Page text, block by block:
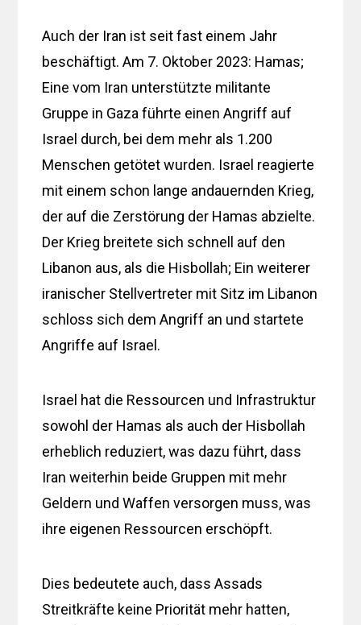
Auch der Iran ist seit fast einem Jahr
beschäftigt. Am 7. Oktober 2023: Hamas;
Eine vom Iran unterstützte militante
Gruppe in Gaza führte einen Angriff auf
Israel durch, bei dem mehr als 1.200
Menschen getötet wurden. Israel reagierte
mit einem schon lange andauernden Krieg,
der auf die Zerstörung der Hamas abzielte.
Der Krieg breitete sich schnell auf den
Libanon aus, als die Hisbollah; Ein weiterer
iranischer Stellvertreter mit Sitz im Libanon
schloss sich dem Angriff an und startete
Angriffe auf Israel.
Israel hat die Ressourcen und Infrastruktur
sowohl der Hamas als auch der Hisbollah
erheblich reduziert, was dazu führt, dass
Iran weiterhin beide Gruppen mit mehr
Geldern und Waffen versorgen muss, was
ihre eigenen Ressourcen erschöpft.
Dies bedeutete auch, dass Assads
Streitkräfte keine Priorität mehr hatten,